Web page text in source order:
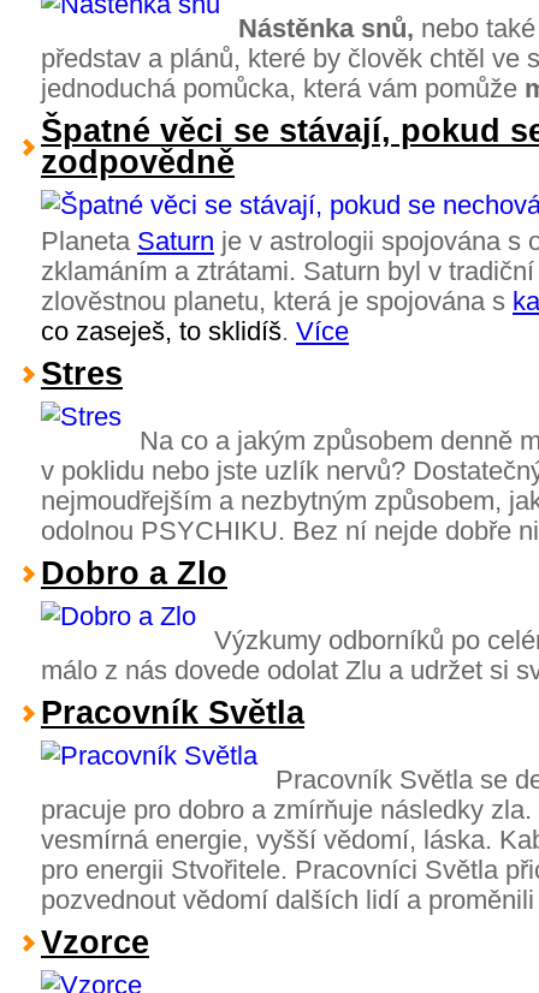
Nástěnka snů, nebo
představ a plánů, které by člověk chtěl ve
jednoduchá pomůcka, která vám pomůže
Špatné věci se stávají, pokud
zodpovědně
Planeta Saturn je v astrologii spojována s
zklamáním a ztrátami. Saturn byl v
zlověstnou planetu, která je spojována s
co zaseješ, to sklidíš. Více
Stres
Na co a jakým způsobem denně
v poklidu nebo jste uzlík nervů?
nejmoudřejším a nezbytným způsobem,
odolnou PSYCHIKU. Bez ní nejde dobře
Dobro a Zlo
Výzkumy odborníků po
málo z nás dovede odolat Zlu a udržet si
Pracovník Světla
Pracovník Světla se
pracuje pro dobro a zmírňuje následky
vesmírná energie, vyšší vědomí, láska.
pro energii Stvořitele. Pracovníci Světla
pozvednout vědomí dalších lidí a
Vzorce